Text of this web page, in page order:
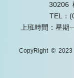
30206
TEL：
上班時間：星期
CopyRight © 2023